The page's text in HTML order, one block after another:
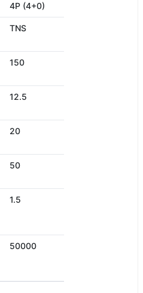
4P (4+0)
TNS
150
12.5
20
50
1.5
50000